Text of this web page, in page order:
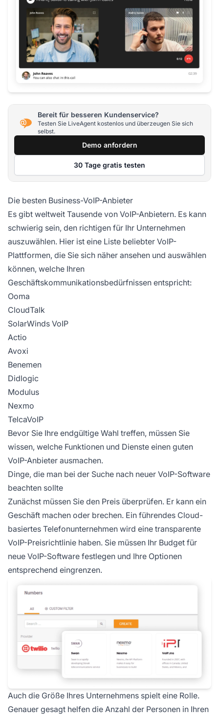
Bereit für besseren Kundenservice?
Testen Sie LiveAgent kostenlos und überzeugen Sie sich
selbst.
Demo anfordern
30 Tage gratis testen
Die besten Business-VoIP-Anbieter
Es gibt weltweit Tausende von VoIP-Anbietern. Es kann
schwierig sein, den richtigen für Ihr Unternehmen
auszuwählen. Hier ist eine Liste beliebter VoIP-
Plattformen, die Sie sich näher ansehen und auswählen
können, welche Ihren
Geschäftskommunikationsbedürfnissen entspricht:
Ooma
CloudTalk
SolarWinds VoIP
Actio
Avoxi
Benemen
Didlogic
Modulus
Nexmo
TelcaVoIP
Bevor Sie Ihre endgültige Wahl treffen, müssen Sie
wissen, welche Funktionen und Dienste einen guten
VoIP-Anbieter ausmachen.
Dinge, die man bei der Suche nach neuer VoIP-Software
beachten sollte
Zunächst müssen Sie den Preis überprüfen. Er kann ein
Geschäft machen oder brechen. Ein führendes Cloud-
basiertes Telefonunternehmen wird eine transparente
VoIP-Preisrichtlinie haben. Sie müssen Ihr Budget für
neue VoIP-Software festlegen und Ihre Optionen
entsprechend eingrenzen.
Auch die Größe Ihres Unternehmens spielt eine Rolle.
Genauer gesagt helfen die Anzahl der Personen in Ihren